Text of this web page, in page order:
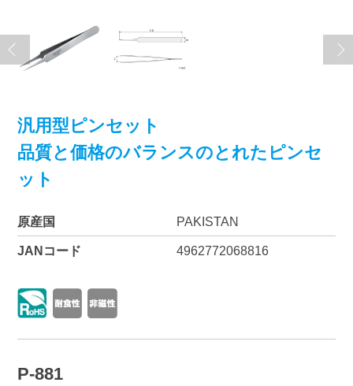
汎用型ピンセット
品質と価格のバランスのとれたピンセ
ット
原産国 PAKISTAN
JANコード 4962772068816
P-881